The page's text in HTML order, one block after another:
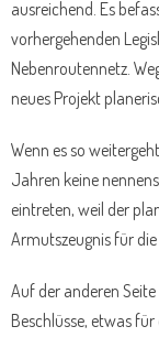
ausreichend. Es
vorhergehenden
Nebenroutennetz.
neues Projekt
Wenn es so
Jahren keine
eintreten, weil der
Armutszeugnis für
Auf der anderen
Beschlüsse, etwas